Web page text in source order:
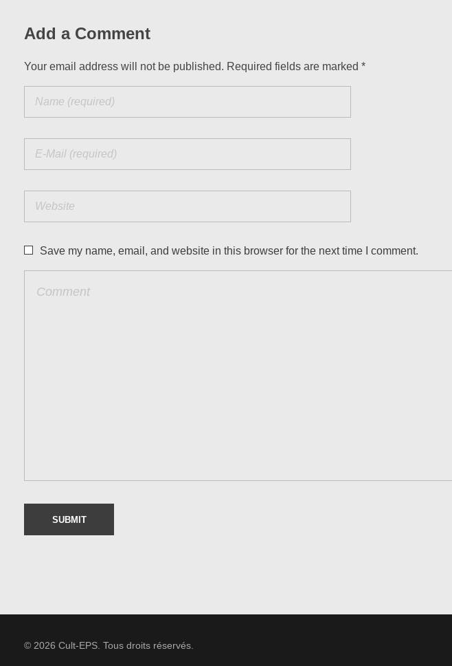
Add a Comment
Your email address will not be published. Required fields are marked *
Save my name, email, and website in this browser for the next time I comment.
© 2026 Cult-EPS. Tous droits réservés.